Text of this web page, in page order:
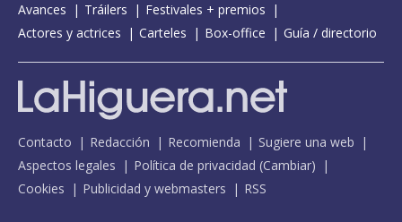
Avances
Tráilers
Festivales + premios
Actores y actrices
Carteles Box-office Guía / directorio
Contacto Redacción Recomienda
Sugiere una web
Aspectos legales
Política de privacidad (Cambiar)
Cookies
Publicidad y webmasters RSS